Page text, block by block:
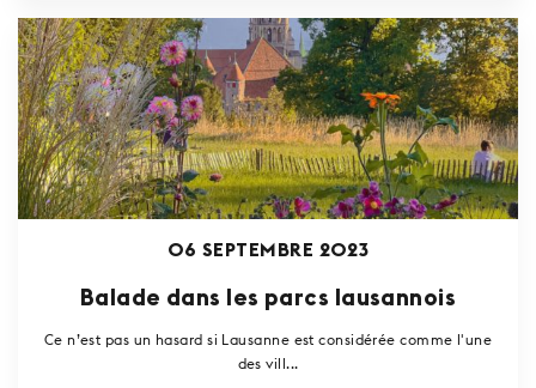
06 SEPTEMBRE 2023
Balade dans les parcs lausannois
Ce n’est pas un hasard si Lausanne est considérée comme l'une
des vill...